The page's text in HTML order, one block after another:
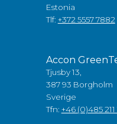
Estonia
Tlf: +372 5557 7882
Accon
Tjusby 13,
387 93 Borgholm
Sverige
Tfn: +46 (0)485 211